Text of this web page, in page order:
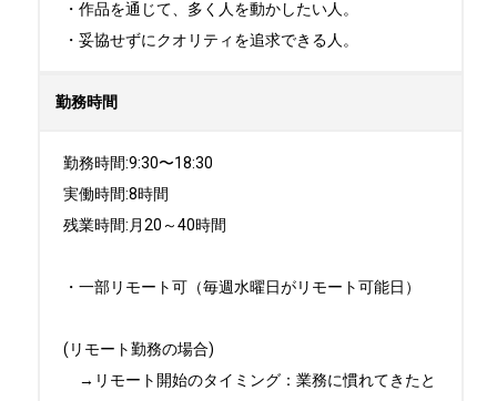
・作品を通じて、多く人を動かしたい人。
・妥協せずにクオリティを追求できる人。
勤務時間
勤務時間:9:30〜18:30
実働時間:8時間
残業時間:月20～40時間
・一部リモート可（毎週水曜日がリモート可能日）
(リモート勤務の場合)
→リモート開始のタイミング：業務に慣れてきたと